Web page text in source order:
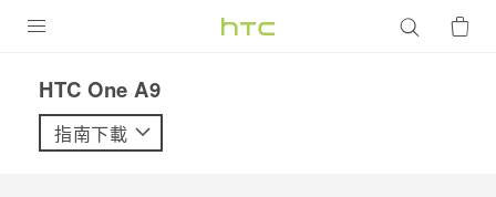
VIVE
HTC One A9‎
指南下載